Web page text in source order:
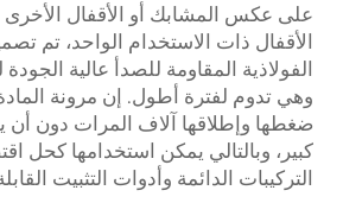
على عكس المشابك أو الأقفال الأخرى
الأقفال ذات الاستخدام الواحد، تم
الفولاذية المقاومة للصدأ عالية
وهي تدوم لفترة أطول. إن مرونة
ضغطها وإطلاقها آلاف المرات دون أن
كبير، وبالتالي يمكن استخدامها كحل
التركيبات الدائمة وأدوات التثبيت